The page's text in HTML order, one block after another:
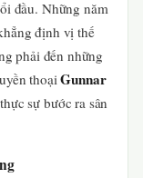
đầu. Những năm
định vị thế
phải đến những
thoạiGunnar
sự bước ra sân